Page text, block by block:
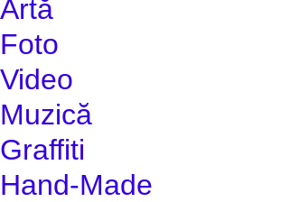
Artă
Foto
Video
Muzică
Graffiti
Hand-Made